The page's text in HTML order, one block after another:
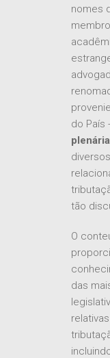
nomes
do País
tão
O
das